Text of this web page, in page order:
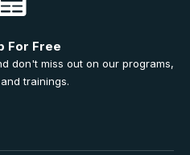
For Free
don't miss out on our programs,
trainings.